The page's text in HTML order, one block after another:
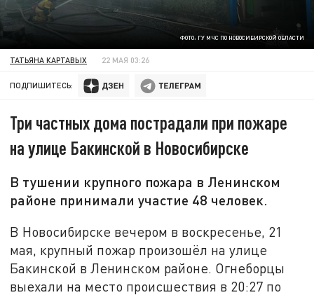
ФОТО: ГУ МЧС ПО НОВОСИБИРСКОЙ ОБЛАСТИ
ТАТЬЯНА КАРТАВЫХ 22 МАЯ 03:26
ПОДПИШИТЕСЬ:
Три частных дома пострадали при пожаре
на улице Бакинской в Новосибирске
В тушении крупного пожара в Ленинском
районе принимали участие 48 человек.
В Новосибирске вечером в воскресенье, 21
мая, крупный пожар произошёл на улице
Бакинской в Ленинском районе. Огнеборцы
выехали на место происшествия в 20:27 по